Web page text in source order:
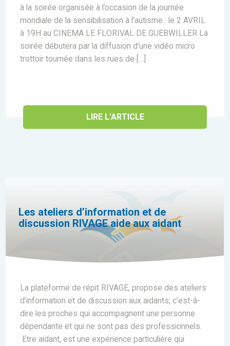
à la soirée organisée à l’occasion de la journée
mondiale de la sensibilisation à l’autisme : le 2 AVRIL
à 19H au CINEMA LE FLORIVAL DE GUEBWILLER La
soirée débutera par la diffusion d’une vidéo micro
trottoir tournée dans les rues de […]
LIRE L'ARTICLE
Les ateliers d’information et de
discussion RIVAGE aide aux aidant
La plateforme de répit RIVAGE, propose des ateliers
d’information et de discussion aux aidants, c’est-à-
dire les proches qui accompagnent une personne
dépendante et qui ne sont pas des professionnels.
Etre aidant, est une expérience particulière qui